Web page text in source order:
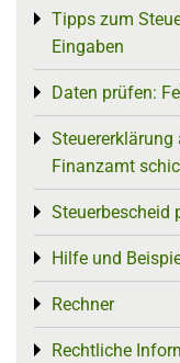
Tipps zum
Eingaben
Toggle menu
Daten prüfen:
Toggle menu
Steuererklärung
Finanzamt
Toggle menu
Steuerbescheid
Toggle menu
Hilfe und
Toggle menu
Rechner
Toggle menu
Rechtliche
Toggle menu